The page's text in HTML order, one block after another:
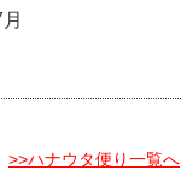
>>ハナウタ便り一覧へ